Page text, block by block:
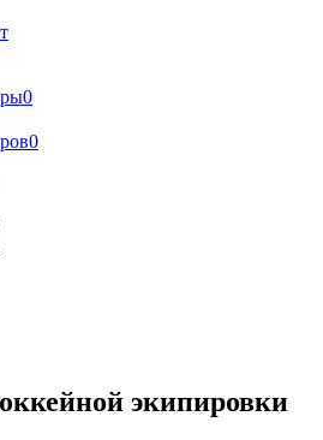
0
0
экипировки